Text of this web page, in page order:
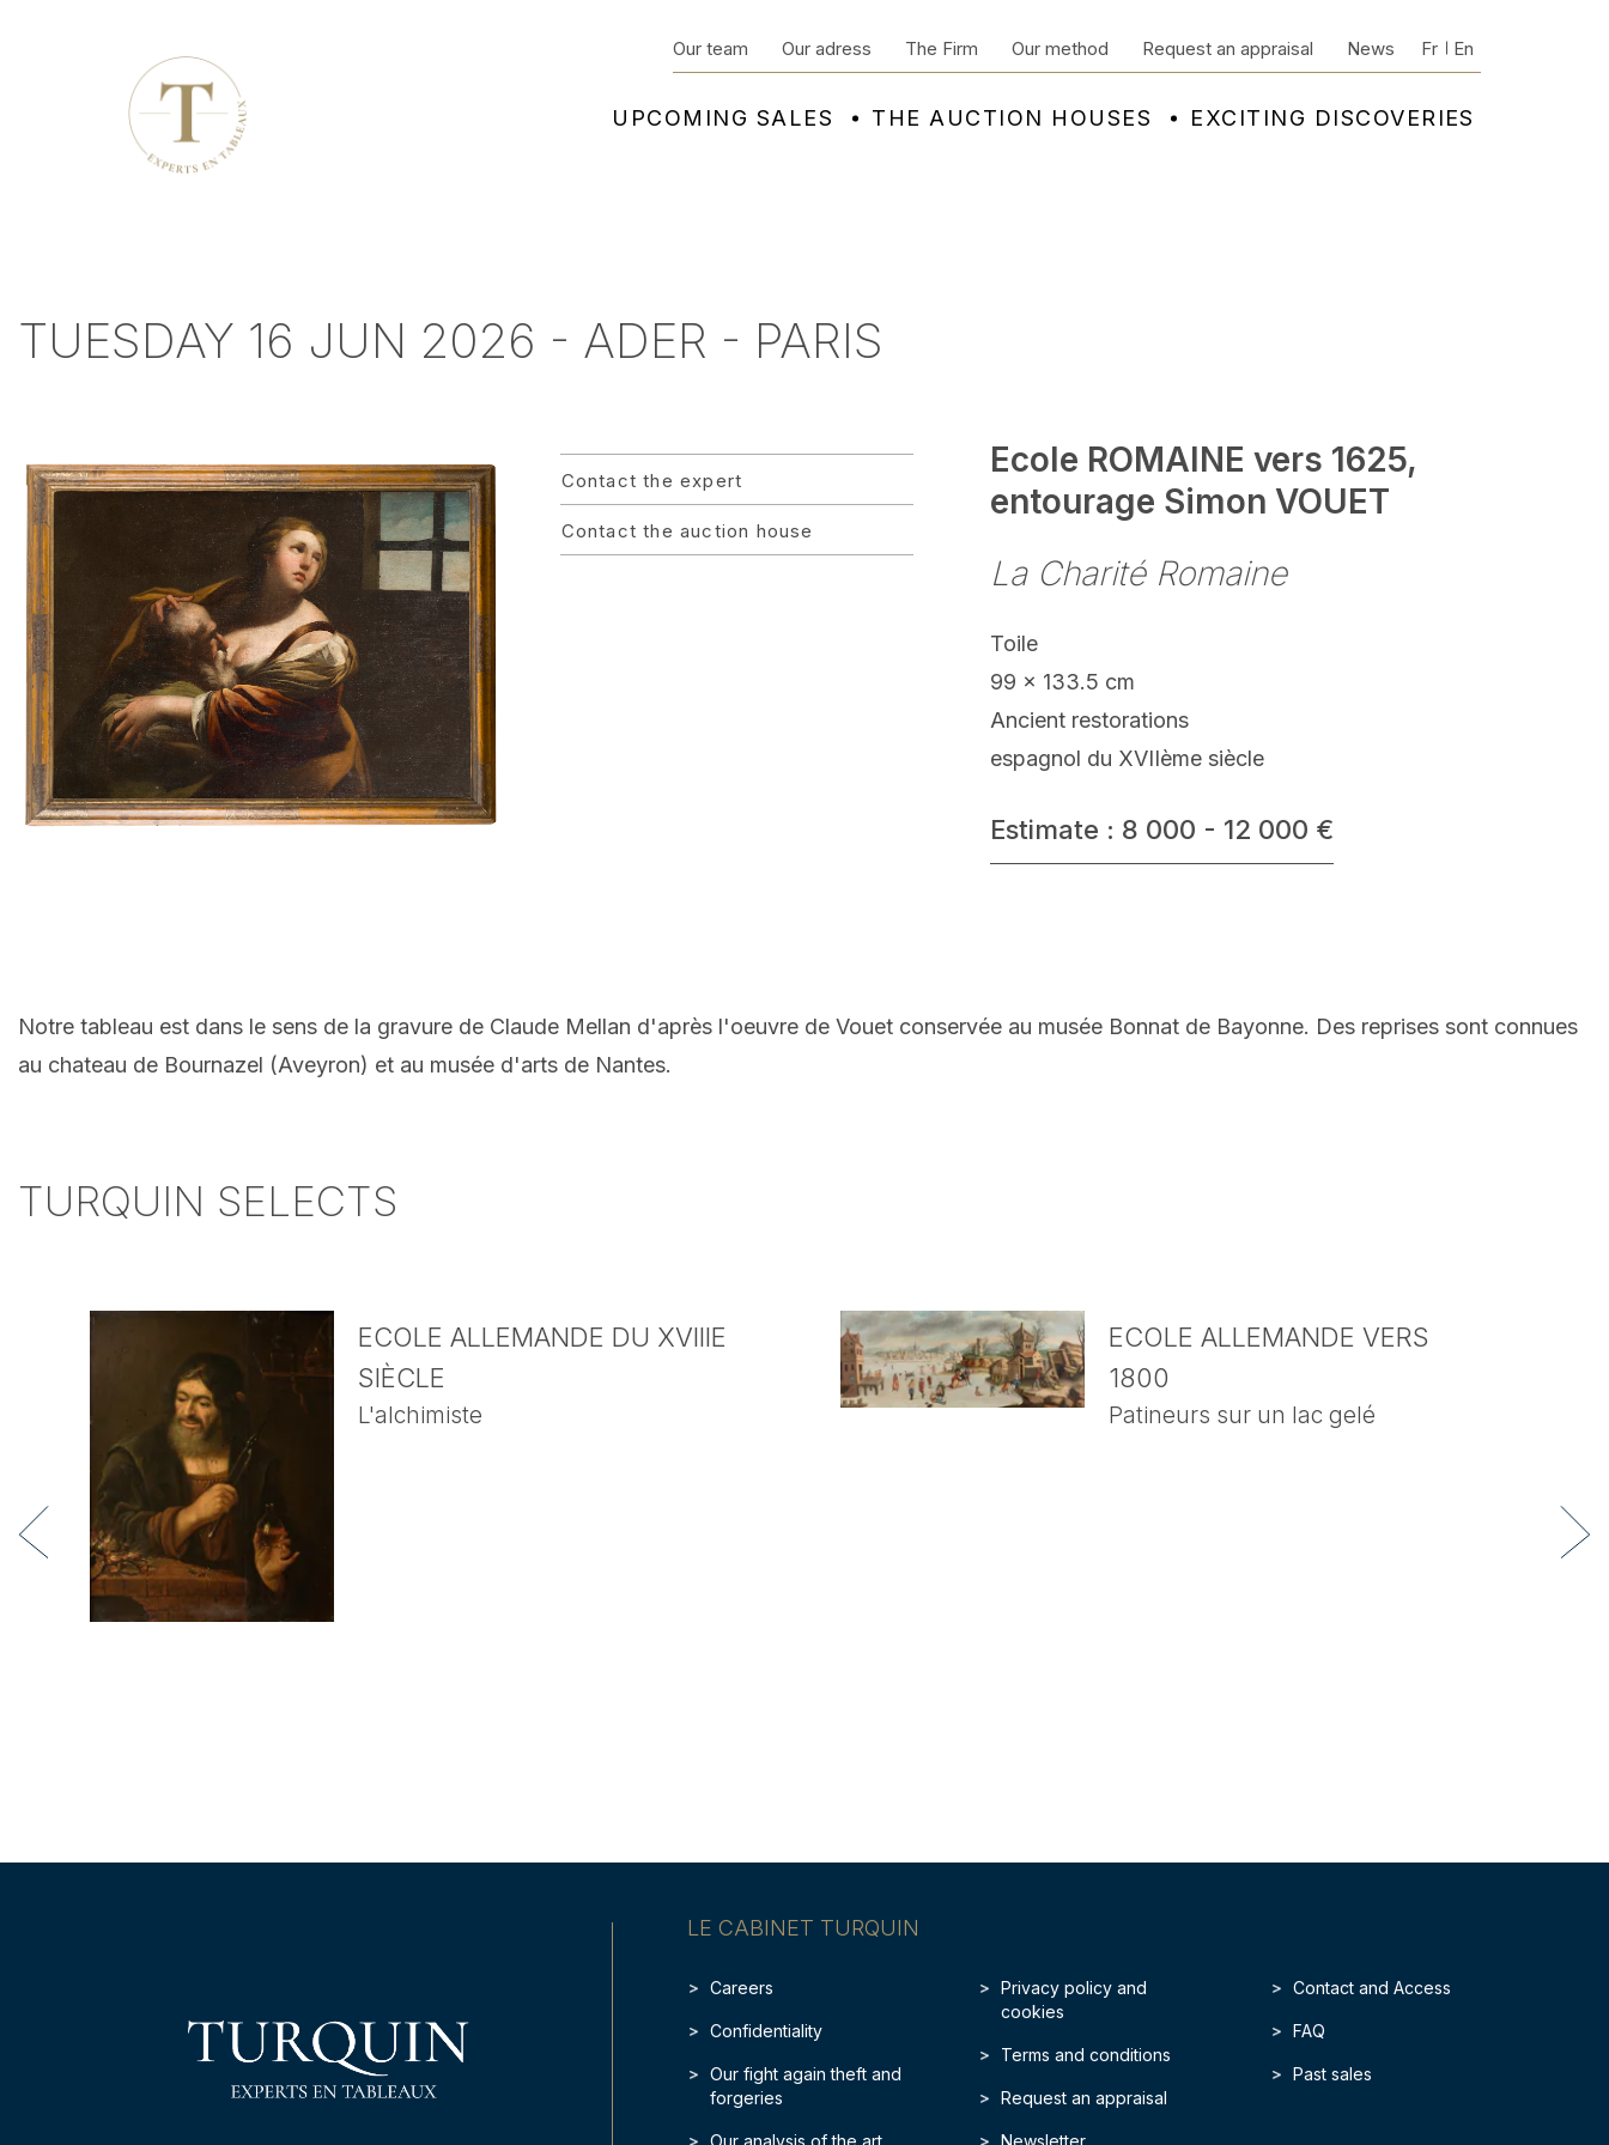
UPCOMING SALES THE AUCTION HOUSES EXCITING DISCOVERIES
Our team Our adress The Firm Our method Request an appraisal News Fr En
TUESDAY 16 JUN 2026 - ADER - PARIS
Contact the expert
Contact the auction house
Ecole ROMAINE vers 1625,
entourage Simon VOUET
La Charité Romaine
Toile
99 x 133.5 cm
Ancient restorations
espagnol du XVIIème siècle
Estimate : 8 000 - 12 000 €
Notre tableau est dans le sens de la gravure de Claude Mellan d'après l'oeuvre de Vouet conservée au musée Bonnat de Bayonne. Des reprises sont connues
au chateau de Bournazel (Aveyron) et au musée d'arts de Nantes.
TURQUIN SELECTS
ECOLE ALLEMANDE DU XVIIIE
SIÈCLE
L'alchimiste
ECOLE ALLEMANDE VERS
1800
Patineurs sur un lac gelé
LE CABINET TURQUIN
Careers
Confidentiality
Our fight again theft and
forgeries
Privacy policy and
cookies
Terms and conditions
Request an appraisal
Contact and Access
FAQ
Past sales